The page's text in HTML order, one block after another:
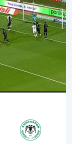
00:00